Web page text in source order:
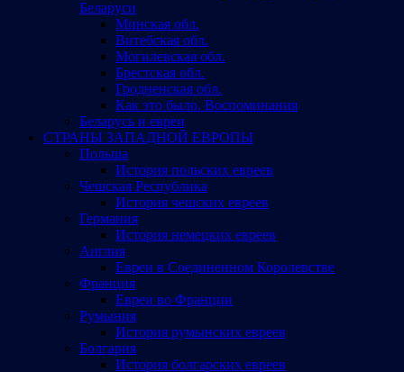
Беларуси
Минская обл.
Витебская обл.
Могилевская обл.
Брестская обл.
Гродненская обл.
Как это было. Воспоминания
Беларусь и евреи
СТРАНЫ ЗАПАДНОЙ ЕВРОПЫ
Польша
История польских евреев
Чешская Республика
История чешских евреев
Германия
История немецких евреев
Англия
Евреи в Соединенном Королевстве
Франция
Евреи во Франции
Румыния
История румынских евреев
Болгария
История болгарских евреев